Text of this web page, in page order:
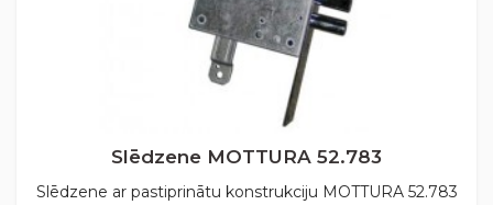
Slēdzene MOTTURA 52.783
Slēdzene ar pastiprinātu konstrukciju MOTTURA 52.783